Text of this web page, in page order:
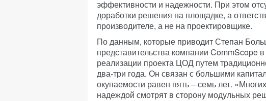
эффективности и надежности. При этом
доработки решения на площадке, а
производителе, а не на проектировщике.
По данным, которые приводит Степан
представительства компании CommScope
реализации проекта ЦОД путем
два-три года. Он связан с большими
окупаемости равен пять – семь лет.
надеждой смотрят в сторону модульных